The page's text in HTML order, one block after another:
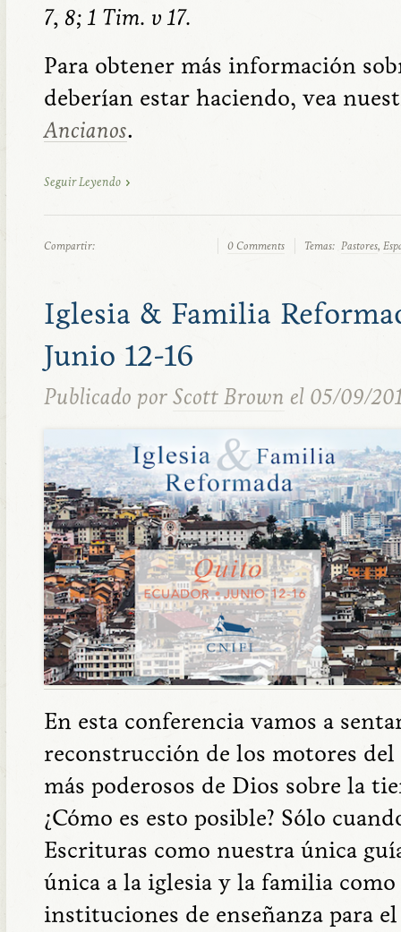
7, 8; 1 Tim. v 17.
Para obtener más información
deberían estar haciendo, vea
Ancianos.
Seguir Leyendo
Compartir: 0 Comments Temas: Pastores,
Iglesia & Familia
Junio 12-16
Publicado porScott Brown el 05/09/
En esta conferencia vamos a
reconstrucción de los motores
más poderosos de Dios sobre la
¿Cómo es esto posible? Sólo
Escrituras como nuestra única
única a la iglesia y la familia
instituciones de enseñanza para